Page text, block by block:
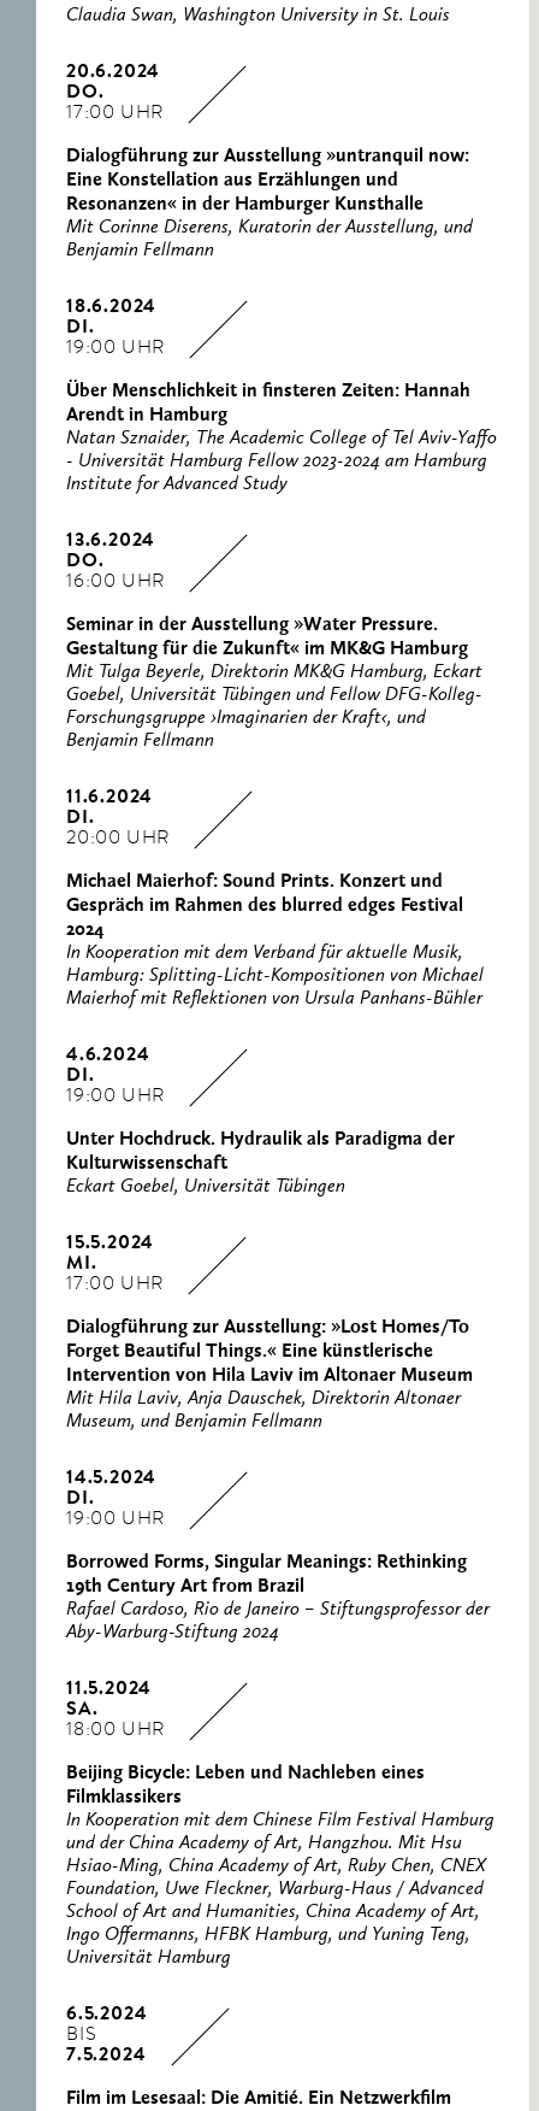
Claudia Swan, Washington University in St. Louis
20.6.2024
DO.
17:00 UHR
Dialogführung zur Ausstellung »untranquil now:
Eine Konstellation aus Erzählungen und
Resonanzen« in der Hamburger Kunsthalle
Mit Corinne Diserens, Kuratorin der Ausstellung, und
Benjamin Fellmann
18.6.2024
DI.
19:00 UHR
Über Menschlichkeit in finsteren Zeiten: Hannah
Arendt in Hamburg
Natan Sznaider, The Academic College of Tel Aviv-Yaffo
- Universität Hamburg Fellow 2023-2024 am Hamburg
Institute for Advanced Study
13.6.2024
DO.
16:00 UHR
Seminar in der Ausstellung »Water Pressure.
Gestaltung für die Zukunft« im MK&G Hamburg
Mit Tulga Beyerle, Direktorin MK&G Hamburg, Eckart
Goebel, Universität Tübingen und Fellow DFG-Kolleg-
Forschungsgruppe ›Imaginarien der Kraft‹, und
Benjamin Fellmann
11.6.2024
DI.
20:00 UHR
Michael Maierhof: Sound Prints. Konzert und
Gespräch im Rahmen des blurred edges Festival
2024
In Kooperation mit dem Verband für aktuelle Musik,
Hamburg: Splitting-Licht-Kompositionen von Michael
Maierhof mit Reflektionen von Ursula Panhans-Bühler
4.6.2024
DI.
19:00 UHR
Unter Hochdruck. Hydraulik als Paradigma der
Kulturwissenschaft
Eckart Goebel, Universität Tübingen
15.5.2024
MI.
17:00 UHR
Dialogführung zur Ausstellung: »Lost Homes/To
Forget Beautiful Things.« Eine künstlerische
Intervention von Hila Laviv im Altonaer Museum
Mit Hila Laviv, Anja Dauschek, Direktorin Altonaer
Museum, und Benjamin Fellmann
14.5.2024
DI.
19:00 UHR
Borrowed Forms, Singular Meanings: Rethinking
19th Century Art from Brazil
Rafael Cardoso, Rio de Janeiro – Stiftungsprofessor der
Aby-Warburg-Stiftung 2024
11.5.2024
SA.
18:00 UHR
Beijing Bicycle: Leben und Nachleben eines
Filmklassikers
In Kooperation mit dem Chinese Film Festival Hamburg
und der China Academy of Art, Hangzhou. Mit Hsu
Hsiao-Ming, China Academy of Art, Ruby Chen, CNEX
Foundation, Uwe Fleckner, Warburg-Haus / Advanced
School of Art and Humanities, China Academy of Art,
Ingo Offermanns, HFBK Hamburg, und Yuning Teng,
Universität Hamburg
6.5.2024
BIS
7.5.2024
Film im Lesesaal: Die Amitié. Ein Netzwerkfilm